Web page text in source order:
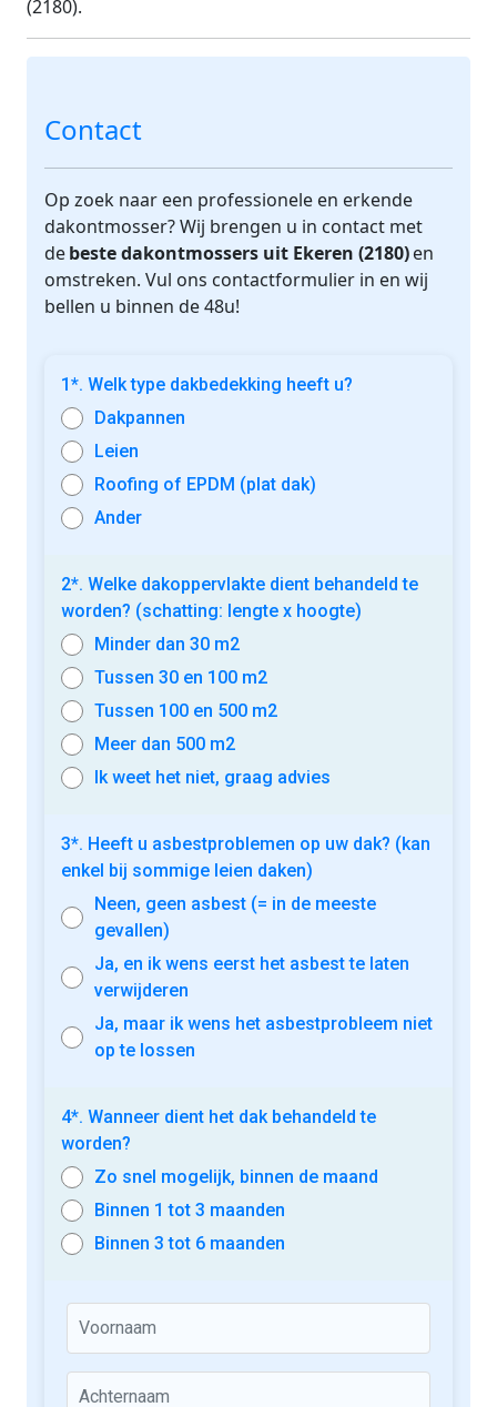
(2180).
Contact
Op zoek naar een professionele en erkende
dakontmosser? Wij brengen u in contact met
debeste dakontmossers uit Ekeren (2180)en
omstreken. Vul ons contactformulier in en wij
bellen u binnen de 48u!
1*. Welk type dakbedekking heeft u?
Dakpannen
Leien
Roofing of EPDM (plat dak)
Ander
2*. Welke dakoppervlakte dient behandeld te
worden? (schatting: lengte x hoogte)
Minder dan 30 m2
Tussen 30 en 100 m2
Tussen 100 en 500 m2
Meer dan 500 m2
Ik weet het niet, graag advies
3*. Heeft u asbestproblemen op uw dak? (kan
enkel bij sommige leien daken)
Neen, geen asbest (= in de meeste
gevallen)
Ja, en ik wens eerst het asbest te laten
verwijderen
Ja, maar ik wens het asbestprobleem niet
op te lossen
4*. Wanneer dient het dak behandeld te
worden?
Zo snel mogelijk, binnen de maand
Binnen 1 tot 3 maanden
Binnen 3 tot 6 maanden